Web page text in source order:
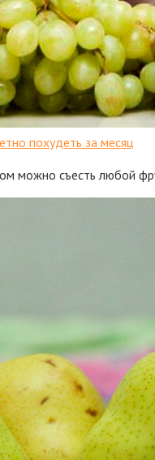
похудеть за месяц
можно съесть любой